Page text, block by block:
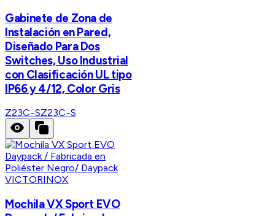
Gabinete de Zona de
Instalación en Pared,
Diseñado Para Dos
Switches, Uso Industrial
con Clasificación UL tipo
IP66 y 4/12, Color Gris
Z23C-SZ23C-S
VICTORINOX
Mochila VX Sport EVO